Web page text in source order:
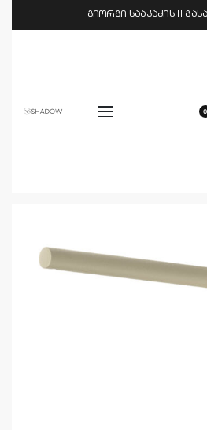
გიორგი სააკაძის II
0